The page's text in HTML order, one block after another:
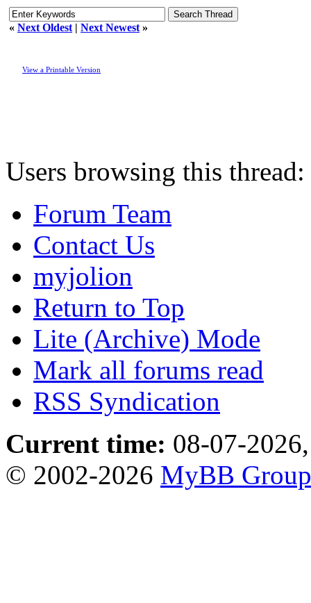
« Next Oldest | Next Newest »
View a Printable Version
Users browsing this
Forum Team
Contact Us
myjolion
Return to Top
Lite (Archive) Mode
Mark all forums read
RSS Syndication
Current time: 08-07-
© 2002-2026 MyBB Group